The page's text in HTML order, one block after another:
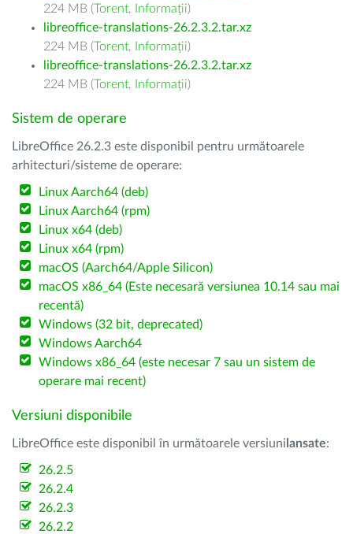
224 MB (Torent, Informații)
libreoffice-translations-26.2.3.2.tar.xz
224 MB (Torent, Informații)
libreoffice-translations-26.2.3.2.tar.xz
224 MB (Torent, Informații)
Sistem de operare
LibreOffice 26.2.3 este disponibil pentru următoarele
arhitecturi/sisteme de operare:
Linux Aarch64 (deb)
Linux Aarch64 (rpm)
Linux x64 (deb)
Linux x64 (rpm)
macOS (Aarch64/Apple Silicon)
macOS x86_64 (Este necesară versiunea 10.14 sau mai
recentă)
Windows (32 bit, deprecated)
Windows Aarch64
Windows x86_64 (este necesar 7 sau un sistem de
operare mai recent)
Versiuni disponibile
LibreOffice este disponibil în următoarele versiuni lansate:
26.2.5
26.2.4
26.2.3
26.2.2